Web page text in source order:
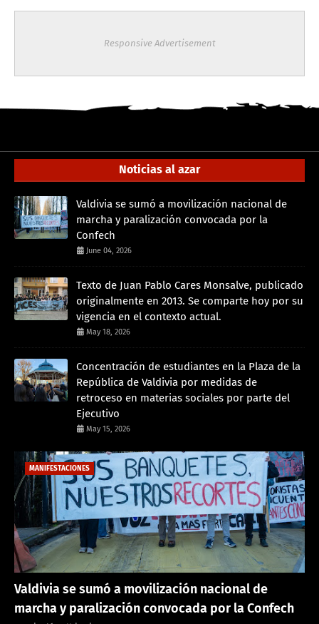
Responsive Advertisement
Noticias al azar
Valdivia se sumó a movilización nacional de
marcha y paralización convocada por la
Confech
June 04, 2026
Texto de Juan Pablo Cares Monsalve, publicado
originalmente en 2013. Se comparte hoy por su
vigencia en el contexto actual.
May 18, 2026
Concentración de estudiantes en la Plaza de la
República de Valdivia por medidas de
retroceso en materias sociales por parte del
Ejecutivo
May 15, 2026
MANIFESTACIONES
Valdivia se sumó a movilización nacional de
marcha y paralización convocada por la Confech